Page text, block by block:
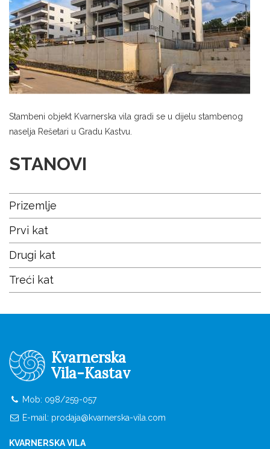
Stambeni objekt Kvarnerska vila gradi se u dijelu stambenog
naselja Rešetari u Gradu Kastvu.
STANOVI
Prizemlje
Prvi kat
Drugi kat
Treći kat
Kvarnerska
Vila-Kastav
Mob: 098/259-057
E-mail: prodaja@kvarnerska-vila.com
KVARNERSKA VILA